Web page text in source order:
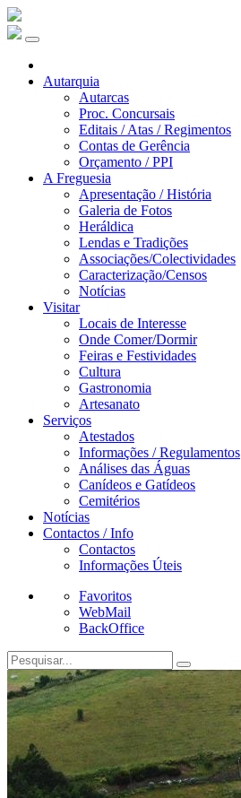
Autarquia
Autarcas
Proc. Concursais
Editais / Atas / Regimentos
Contas de Gerência
Orçamento / PPI
A Freguesia
Apresentação / História
Galeria de Fotos
Heráldica
Lendas e Tradições
Associações/Colectividades
Caracterização/Censos
Notícias
Visitar
Locais de Interesse
Onde Comer/Dormir
Feiras e Festividades
Cultura
Gastronomia
Artesanato
Serviços
Atestados
Informações / Regulamentos
Análises das Águas
Canídeos e Gatídeos
Cemitérios
Notícias
Contactos / Info
Contactos
Informações Úteis
Favoritos
WebMail
BackOffice